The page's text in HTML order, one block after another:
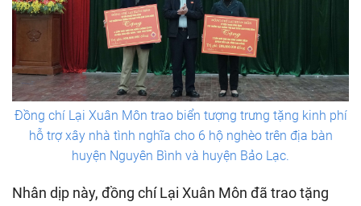
Đồng chí Lại Xuân Môn trao biển tượng trưng tặng kinh phí
hỗ trợ xây nhà tình nghĩa cho 6 hộ nghèo trên địa bàn
huyện Nguyên Bình và huyện Bảo Lạc.
Nhân dịp này, đồng chí Lại Xuân Môn đã trao tặng